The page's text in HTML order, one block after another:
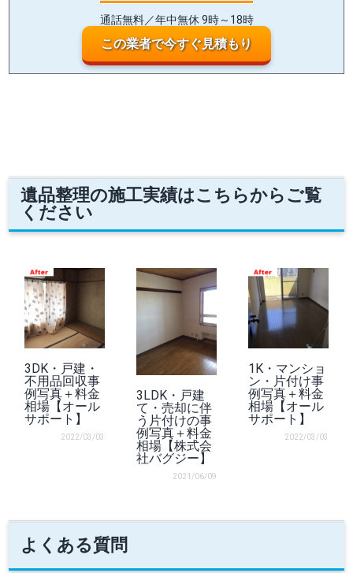
通話無料／年中無休 9時～18時
この業者で今すぐ見積もり
遺品整理の施工実績はこちらからご覧
ください
3DK・戸建・
不用品回収事
例写真＋料金
相場【オール
サポート】
2022/03/03
3LDK・戸建
て・売却に伴
う片付けの事
例写真＋料金
相場【株式会
社バグジー】
2021/06/09
1K・マンショ
ン・片付け事
例写真＋料金
相場【オール
サポート】
2022/03/03
よくある質問